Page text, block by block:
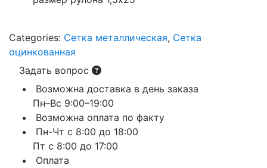
Categories: Сетка металлическая, Сетка
оцинкованная
Задать вопрос
Возможна доставка в день заказа
Пн–Вс 9:00–19:00
Возможна оплата по факту
Пн-Чт с 8:00 до 18:00
Пт с 8:00 до 17:00
Оплата